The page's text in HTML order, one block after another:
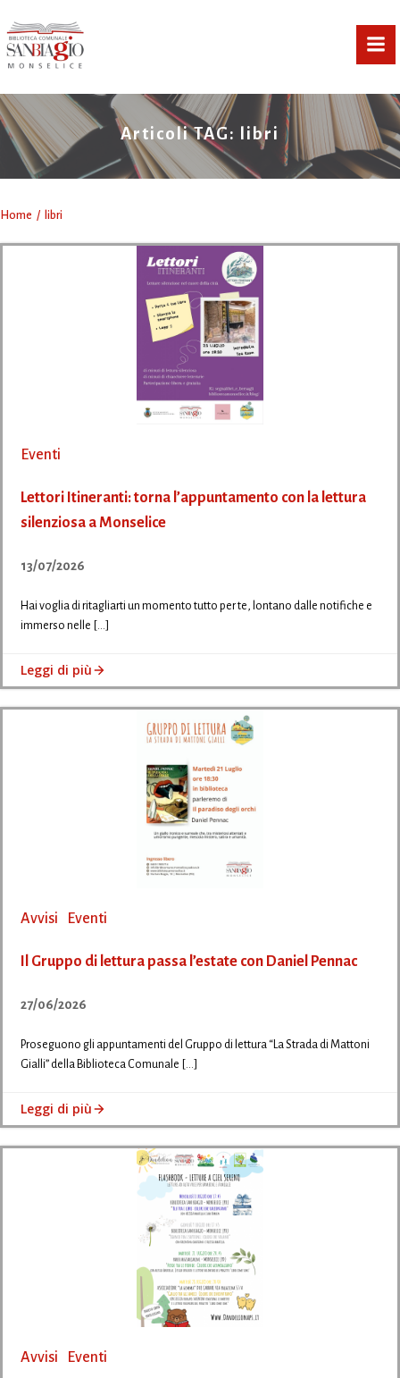
Articoli TAG: libri
Home libri
Eventi
Lettori Itineranti: torna l’appuntamento con la lettura
silenziosa a Monselice
13/07/2026
Hai voglia di ritagliarti un momento tutto per te, lontano dalle notifiche e
immerso nelle […]
Leggi di più
Avvisi Eventi
Il Gruppo di lettura passa l’estate con Daniel Pennac
27/06/2026
Proseguono gli appuntamenti del Gruppo di lettura “La Strada di Mattoni
Gialli” della Biblioteca Comunale […]
Leggi di più
Avvisi Eventi